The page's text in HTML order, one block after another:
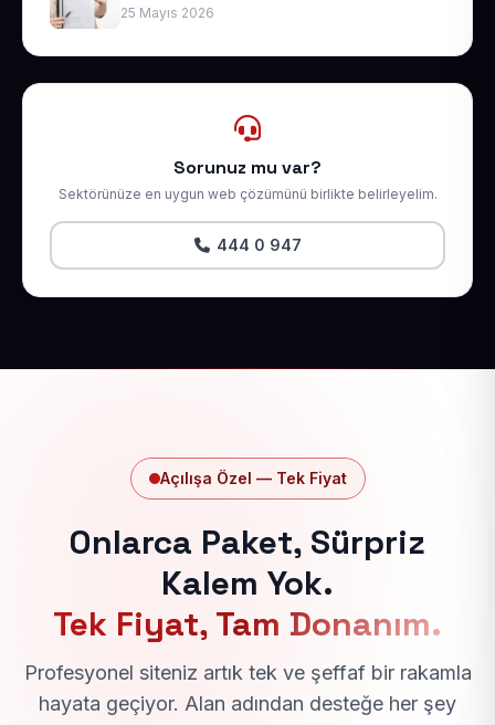
25 Mayıs 2026
Sorunuz mu var?
Sektörünüze en uygun web çözümünü birlikte belirleyelim.
444 0 947
Açılışa Özel — Tek Fiyat
Onlarca Paket, Sürpriz
Kalem Yok.
Tek Fiyat, Tam Donanım.
Profesyonel siteniz artık tek ve şeffaf bir rakamla
hayata geçiyor. Alan adından desteğe her şey